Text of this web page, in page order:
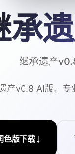
承
继承遗产
产v0.8 AI版。专
色版下载↓